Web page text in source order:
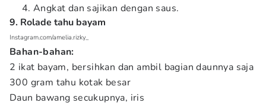
Angkat dan sajikan dengan saus.
9. Rolade tahu bayam
Instagram.com/amelia.rizky_
Bahan-bahan:
2 ikat bayam, bersihkan dan ambil bagian daunnya saja
300 gram tahu kotak besar
Daun bawang secukupnya, iris